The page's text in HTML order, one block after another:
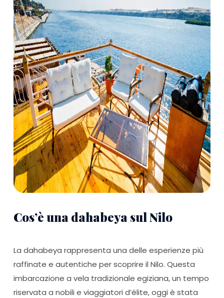
Cos’è una dahabeya sul Nilo
La dahabeya rappresenta una delle esperienze più
raffinate e autentiche per scoprire il Nilo. Questa
imbarcazione a vela tradizionale egiziana, un tempo
riservata a nobili e viaggiatori d’élite, oggi è stata